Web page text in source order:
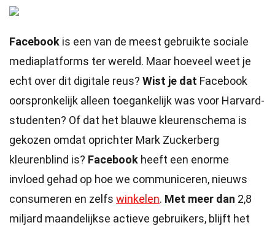
Facebook is een van de meest gebruikte sociale
mediaplatforms ter wereld. Maar hoeveel weet je
echt over dit digitale reus? Wist je dat Facebook
oorspronkelijk alleen toegankelijk was voor Harvard-
studenten? Of dat het blauwe kleurenschema is
gekozen omdat oprichter Mark Zuckerberg
kleurenblind is? Facebook heeft een enorme
invloed gehad op hoe we communiceren, nieuws
consumeren en zelfs winkelen. Met meer dan 2,8
miljard maandelijkse actieve gebruikers, blijft het